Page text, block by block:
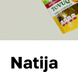
Natija